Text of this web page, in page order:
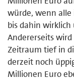
würde, wenn
bis dahin
Andererseits
Zeitraum tief in
derzeit noch
Millionen Euro